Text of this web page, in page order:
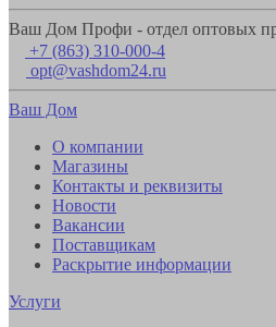
Ваш Дом Профи - отдел оптовых
+7 (863) 310-000-4
opt@vashdom24.ru
Ваш Дом
О компании
Магазины
Контакты и реквизиты
Новости
Вакансии
Поставщикам
Раскрытие информации
Услуги